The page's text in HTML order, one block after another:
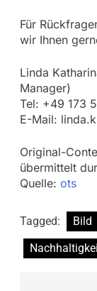
Für
wir Ihnen
Linda
Manager)
Tel: +49 173
E-Mail:
Original-
übermittelt
Quelle: ots
Tagged: Bild